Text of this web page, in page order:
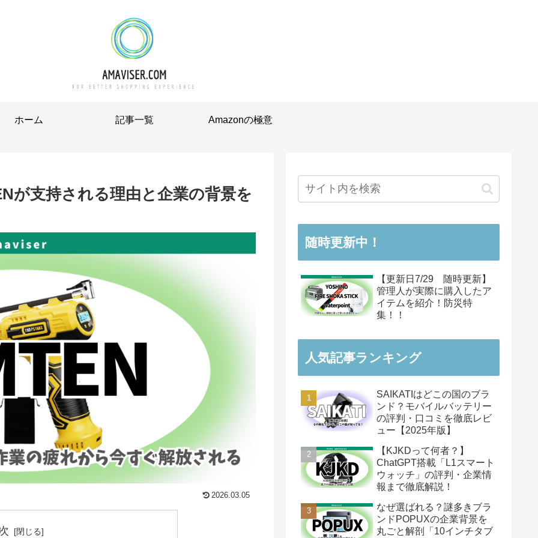
ホーム 記事一覧 Amazonの極意
が支持される理由と企業の背景を
2026.03.05
随時更新中！
【更新日7/29 随時更新】
管理人が実際に購入したア
イテムを紹介！防災特
集！！
人気記事ランキング
SAIKATIはどこの国のブラ
ンド？モバイルバッテリー
の評判・口コミを徹底レビ
ュー【2025年版】
【KJKDって何者？】
ChatGPT搭載「L1スマート
ウォッチ」の評判・企業情
報まで徹底解説！
なぜ選ばれる？謎多きブラ
ンドPOPUXの企業背景を
丸ごと解剖「10インチタブ